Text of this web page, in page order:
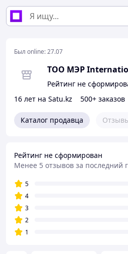
Был online:27.07
ТОО МЭР
Рейтинг не
16 лет на Satu.kz
500+ заказов
Каталог продавца
Рейтинг не сформирован
Менее 5 отзывов за последний
5
4
3
2
1